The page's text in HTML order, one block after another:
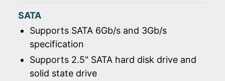
SATA
Supports SATA 6Gb/s and 3Gb/s
specification
Supports 2.5" SATA hard disk drive and
solid state drive